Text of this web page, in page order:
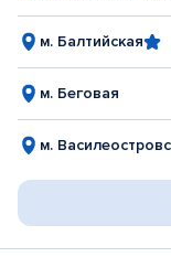
м. Балтийская
м. Беговая
м.